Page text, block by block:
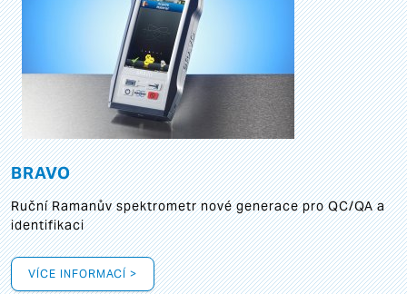
BRAVO
Ruční Ramanův spektrometr nové generace pro QC/QA a
identifikaci
VÍCE INFORMACÍ >